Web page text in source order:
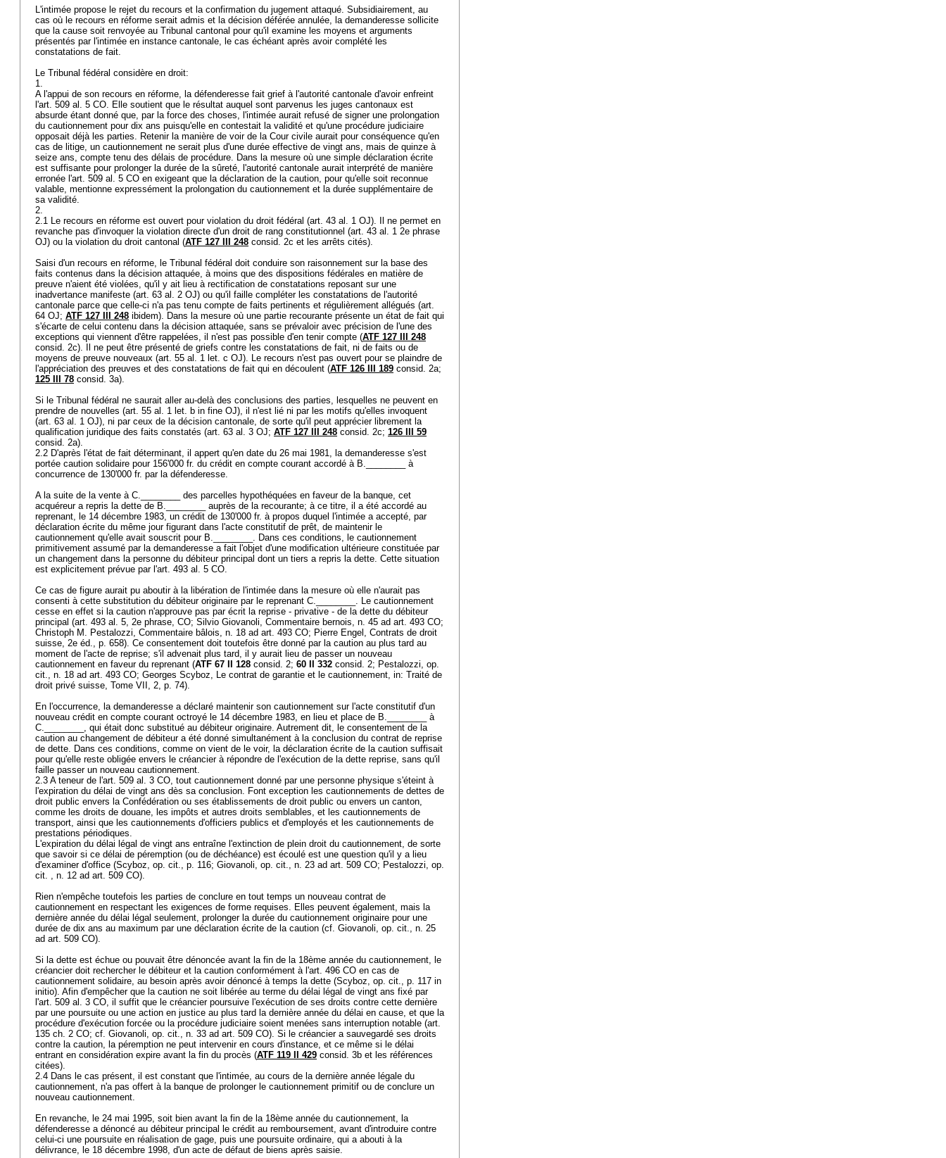
L'intimée propose le rejet du recours et la confirmation du jugement attaqué. Subsidiairement, au
cas où le recours en réforme serait admis et la décision déférée annulée, la demanderesse sollicite
que la cause soit renvoyée au Tribunal cantonal pour qu'il examine les moyens et arguments
présentés par l'intimée en instance cantonale, le cas échéant après avoir complété les
constatations de fait.
Le Tribunal fédéral considère en droit:
1.
A l'appui de son recours en réforme, la défenderesse fait grief à l'autorité cantonale d'avoir enfreint
l'art. 509 al. 5 CO. Elle soutient que le résultat auquel sont parvenus les juges cantonaux est
absurde étant donné que, par la force des choses, l'intimée aurait refusé de signer une prolongation
du cautionnement pour dix ans puisqu'elle en contestait la validité et qu'une procédure judiciaire
opposait déjà les parties. Retenir la manière de voir de la Cour civile aurait pour conséquence qu'en
cas de litige, un cautionnement ne serait plus d'une durée effective de vingt ans, mais de quinze à
seize ans, compte tenu des délais de procédure. Dans la mesure où une simple déclaration écrite
est suffisante pour prolonger la durée de la sûreté, l'autorité cantonale aurait interprété de manière
erronée l'art. 509 al. 5 CO en exigeant que la déclaration de la caution, pour qu'elle soit reconnue
valable, mentionne expressément la prolongation du cautionnement et la durée supplémentaire de
sa validité.
2.
2.1 Le recours en réforme est ouvert pour violation du droit fédéral (art. 43 al. 1 OJ). Il ne permet en
revanche pas d'invoquer la violation directe d'un droit de rang constitutionnel (art. 43 al. 1 2e phrase
OJ) ou la violation du droit cantonal (ATF 127 III 248 consid. 2c et les arrêts cités).
Saisi d'un recours en réforme, le Tribunal fédéral doit conduire son raisonnement sur la base des
faits contenus dans la décision attaquée, à moins que des dispositions fédérales en matière de
preuve n'aient été violées, qu'il y ait lieu à rectification de constatations reposant sur une
inadvertance manifeste (art. 63 al. 2 OJ) ou qu'il faille compléter les constatations de l'autorité
cantonale parce que celle-ci n'a pas tenu compte de faits pertinents et régulièrement allégués (art.
64 OJ; ATF 127 III 248 ibidem). Dans la mesure où une partie recourante présente un état de fait qui
s'écarte de celui contenu dans la décision attaquée, sans se prévaloir avec précision de l'une des
exceptions qui viennent d'être rappelées, il n'est pas possible d'en tenir compte (ATF 127 III 248
consid. 2c). Il ne peut être présenté de griefs contre les constatations de fait, ni de faits ou de
moyens de preuve nouveaux (art. 55 al. 1 let. c OJ). Le recours n'est pas ouvert pour se plaindre de
l'appréciation des preuves et des constatations de fait qui en découlent (ATF 126 III 189 consid. 2a;
125 III 78 consid. 3a).
Si le Tribunal fédéral ne saurait aller au-delà des conclusions des parties, lesquelles ne peuvent en
prendre de nouvelles (art. 55 al. 1 let. b in fine OJ), il n'est lié ni par les motifs qu'elles invoquent
(art. 63 al. 1 OJ), ni par ceux de la décision cantonale, de sorte qu'il peut apprécier librement la
qualification juridique des faits constatés (art. 63 al. 3 OJ; ATF 127 III 248 consid. 2c; 126 III 59
consid. 2a).
2.2 D'après l'état de fait déterminant, il appert qu'en date du 26 mai 1981, la demanderesse s'est
portée caution solidaire pour 156'000 fr. du crédit en compte courant accordé à B.________ à
concurrence de 130'000 fr. par la défenderesse.
A la suite de la vente à C.________ des parcelles hypothéquées en faveur de la banque, cet
acquéreur a repris la dette de B.________ auprès de la recourante; à ce titre, il a été accordé au
reprenant, le 14 décembre 1983, un crédit de 130'000 fr. à propos duquel l'intimée a accepté, par
déclaration écrite du même jour figurant dans l'acte constitutif de prêt, de maintenir le
cautionnement qu'elle avait souscrit pour B.________. Dans ces conditions, le cautionnement
primitivement assumé par la demanderesse a fait l'objet d'une modification ultérieure constituée par
un changement dans la personne du débiteur principal dont un tiers a repris la dette. Cette situation
est explicitement prévue par l'art. 493 al. 5 CO.
Ce cas de figure aurait pu aboutir à la libération de l'intimée dans la mesure où elle n'aurait pas
consenti à cette substitution du débiteur originaire par le reprenant C.________. Le cautionnement
cesse en effet si la caution n'approuve pas par écrit la reprise - privative - de la dette du débiteur
principal (art. 493 al. 5, 2e phrase, CO; Silvio Giovanoli, Commentaire bernois, n. 45 ad art. 493 CO;
Christoph M. Pestalozzi, Commentaire bâlois, n. 18 ad art. 493 CO; Pierre Engel, Contrats de droit
suisse, 2e éd., p. 658). Ce consentement doit toutefois être donné par la caution au plus tard au
moment de l'acte de reprise; s'il advenait plus tard, il y aurait lieu de passer un nouveau
cautionnement en faveur du reprenant (ATF 67 II 128 consid. 2; 60 II 332 consid. 2; Pestalozzi, op.
cit., n. 18 ad art. 493 CO; Georges Scyboz, Le contrat de garantie et le cautionnement, in: Traité de
droit privé suisse, Tome VII, 2, p. 74).
En l'occurrence, la demanderesse a déclaré maintenir son cautionnement sur l'acte constitutif d'un
nouveau crédit en compte courant octroyé le 14 décembre 1983, en lieu et place de B.________ à
C.________, qui était donc substitué au débiteur originaire. Autrement dit, le consentement de la
caution au changement de débiteur a été donné simultanément à la conclusion du contrat de reprise
de dette. Dans ces conditions, comme on vient de le voir, la déclaration écrite de la caution suffisait
pour qu'elle reste obligée envers le créancier à répondre de l'exécution de la dette reprise, sans qu'il
faille passer un nouveau cautionnement.
2.3 A teneur de l'art. 509 al. 3 CO, tout cautionnement donné par une personne physique s'éteint à
l'expiration du délai de vingt ans dès sa conclusion. Font exception les cautionnements de dettes de
droit public envers la Confédération ou ses établissements de droit public ou envers un canton,
comme les droits de douane, les impôts et autres droits semblables, et les cautionnements de
transport, ainsi que les cautionnements d'officiers publics et d'employés et les cautionnements de
prestations périodiques.
L'expiration du délai légal de vingt ans entraîne l'extinction de plein droit du cautionnement, de sorte
que savoir si ce délai de péremption (ou de déchéance) est écoulé est une question qu'il y a lieu
d'examiner d'office (Scyboz, op. cit., p. 116; Giovanoli, op. cit., n. 23 ad art. 509 CO; Pestalozzi, op.
cit. , n. 12 ad art. 509 CO).
Rien n'empêche toutefois les parties de conclure en tout temps un nouveau contrat de
cautionnement en respectant les exigences de forme requises. Elles peuvent également, mais la
dernière année du délai légal seulement, prolonger la durée du cautionnement originaire pour une
durée de dix ans au maximum par une déclaration écrite de la caution (cf. Giovanoli, op. cit., n. 25
ad art. 509 CO).
Si la dette est échue ou pouvait être dénoncée avant la fin de la 18ème année du cautionnement, le
créancier doit rechercher le débiteur et la caution conformément à l'art. 496 CO en cas de
cautionnement solidaire, au besoin après avoir dénoncé à temps la dette (Scyboz, op. cit., p. 117 in
initio). Afin d'empêcher que la caution ne soit libérée au terme du délai légal de vingt ans fixé par
l'art. 509 al. 3 CO, il suffit que le créancier poursuive l'exécution de ses droits contre cette dernière
par une poursuite ou une action en justice au plus tard la dernière année du délai en cause, et que la
procédure d'exécution forcée ou la procédure judiciaire soient menées sans interruption notable (art.
135 ch. 2 CO; cf. Giovanoli, op. cit., n. 33 ad art. 509 CO). Si le créancier a sauvegardé ses droits
contre la caution, la péremption ne peut intervenir en cours d'instance, et ce même si le délai
entrant en considération expire avant la fin du procès (ATF 119 II 429 consid. 3b et les références
citées).
2.4 Dans le cas présent, il est constant que l'intimée, au cours de la dernière année légale du
cautionnement, n'a pas offert à la banque de prolonger le cautionnement primitif ou de conclure un
nouveau cautionnement.
En revanche, le 24 mai 1995, soit bien avant la fin de la 18ème année du cautionnement, la
défenderesse a dénoncé au débiteur principal le crédit au remboursement, avant d'introduire contre
celui-ci une poursuite en réalisation de gage, puis une poursuite ordinaire, qui a abouti à la
délivrance, le 18 décembre 1998, d'un acte de défaut de biens après saisie.